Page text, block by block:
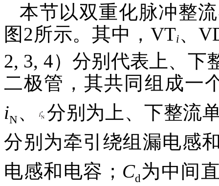
本节以双重化脉冲整
图2所示。其中，VTi、
2, 3, 4）分别代表上、下
二极管，其共同组成一
iN 、
分别为上、下整流
分别为牵引绕组漏电感
电感和电容； Cd 为中间